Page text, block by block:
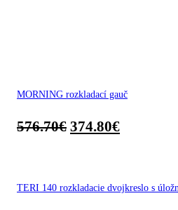
MORNING rozkladací gauč
576.70€ 374.80€
TERI 140 rozkladacie dvojkreslo s